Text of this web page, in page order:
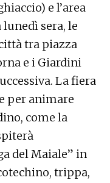
e l’area
sera, le
tra piazza
e i Giardini
La fiera
per animare
come la
del Maiale” in
trippa,